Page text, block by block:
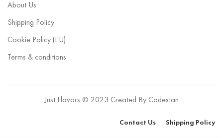
About Us
Shipping Policy
Cookie Policy (EU)
Terms & conditions
Just Flavors © 2023 Created By Codestan
Contact Us Shipping Policy